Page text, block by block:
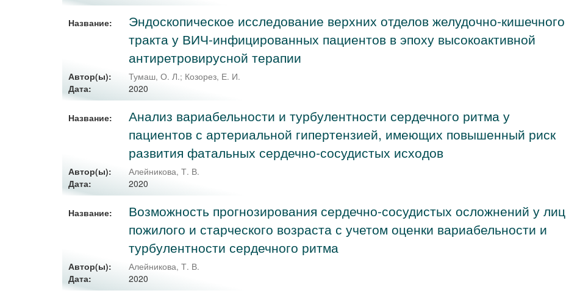
Название:
Эндоскопическое исследование верхних отделов желудочно-кишечного
тракта у ВИЧ-инфицированных пациентов в эпоху высокоактивной
антиретровирусной терапии
Автор(ы): Тумаш, О. Л.; Козорез, Е. И.
Дата:
2020
Название:
Анализ вариабельности и турбулентности сердечного ритма у
пациентов с артериальной гипертензией, имеющих повышенный риск
развития фатальных сердечно-сосудистых исходов
Автор(ы):
Алейникова, Т. В.
Дата:
2020
Название:
Возможность прогнозирования сердечно-сосудистых осложнений у лиц
пожилого и старческого возраста с учетом оценки вариабельности и
турбулентности сердечного ритма
Автор(ы):
Алейникова, Т. В.
Дата:
2020